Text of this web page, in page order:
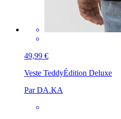
49,99 €
Veste TeddyÉdition Deluxe
Par DA.KA